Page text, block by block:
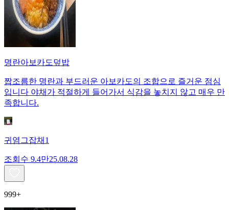
명란아보카도덮밥
짭조름한 명란과 부드러운 아보카도의 조합으로 즐거운 점심
입니다 야채가 적절하게 들어가서 식감을 놓치지 않고 매우 만
족합니다.
귀염그잡채1
조회수 9.4만25.08.28
999+